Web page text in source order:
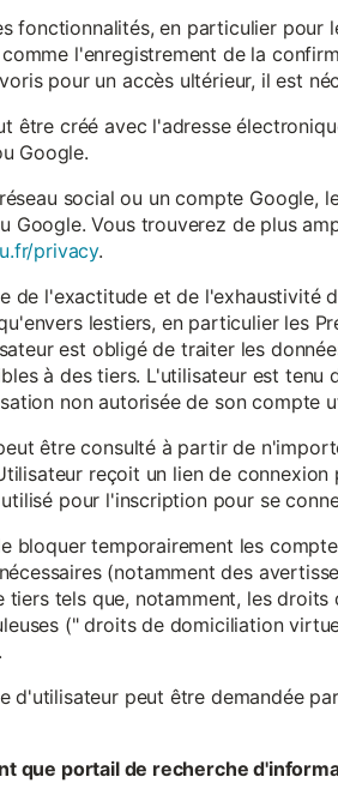
fonctionnalités, en particulier pour
l'enregistrement de la
pour un accès ultérieur, il est
être créé avec l'adresse
Google.
social ou un compte Google,
Google. Vous trouverez de plus
privacy.
de l'exactitude et de l'exhaustivité
lestiers, en particulier les
est obligé de traiter les
à des tiers. L'utilisateur est
non autorisée de son compte
être consulté à partir de
reçoit un lien de
pour l'inscription pour se
bloquer temporairement les
(notamment des
tels que, notamment, les
(" droits de domiciliation
d'utilisateur peut être demandée
que portail de recherche